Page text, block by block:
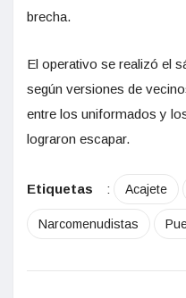
brecha.
El operativo se realizó el
según versiones de
entre los uniformados y
lograron escapar.
Etiquetas : Acajete
Narcomenudistas